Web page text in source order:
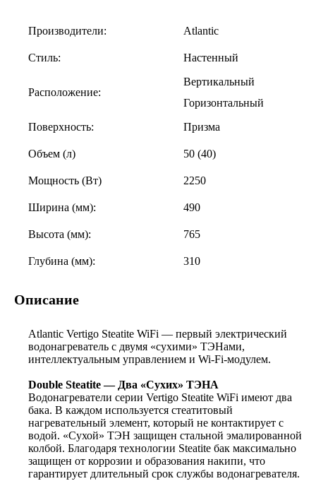
Производители: Atlantic
Стиль: Настенный
Расположение:
Вертикальный
Горизонтальный
Поверхность:
Призма
Объем (л) 50 (40)
Мощность (Вт) 2250
Ширина (мм): 490
Высота (мм): 765
Глубина (мм): 310
Описание
Atlantic Vertigo Steatite WiFi — первый электрический
водонагреватель с двумя «сухими» ТЭНами,
интеллектуальным управлением и Wi-Fi-модулем.
Double Steatite — Два «Сухих» ТЭНА
Водонагреватели серии Vertigo Steatite WiFi имеют два
бака. В каждом используется стеатитовый
нагревательный элемент, который не контактирует с
водой. «Сухой» ТЭН защищен стальной эмалированной
колбой. Благодаря технологии Steatite бак максимально
защищен от коррозии и образования накипи, что
гарантирует длительный срок службы водонагревателя.